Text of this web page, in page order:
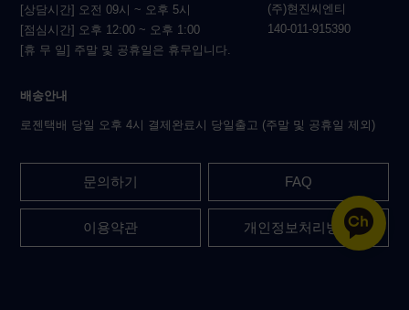
[상담시간] 오전 09시 ~ 오후 5시
[점심시간] 오후 12:00 ~ 오후 1:00
[휴 무 일] 주말 및 공휴일은 휴무입니다.
(주)현진씨엔티
140-011-915390
배송안내
로젠택배 당일 오후 4시 결제완료시 당일출고 (주말 및 공휴일 제외)
문의하기 FAQ
이용약관 개인정보처리방침